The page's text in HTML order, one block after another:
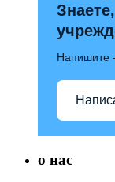
о нас